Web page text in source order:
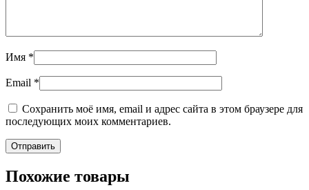
Имя *
Email *
Сохранить моё имя, email и адрес сайта в этом браузере для
последующих моих комментариев.
Похожие товары